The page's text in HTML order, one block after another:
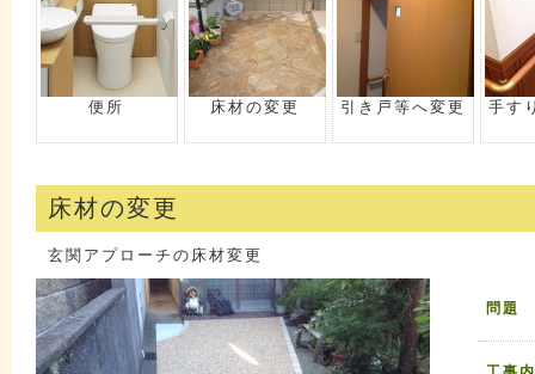
便所 床材の変更 引き戸等へ変更 手す
床材の変更
玄関アプローチの床材変更
問題